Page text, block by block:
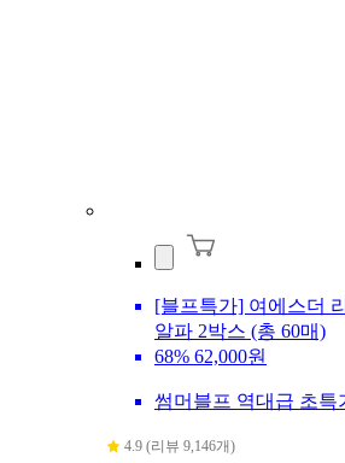
[블프특가] 여에스더
알파 2박스 (총 60매)
68% 62,000원
썸머블프 역대급 초특
4.9 (리뷰 9,146개)